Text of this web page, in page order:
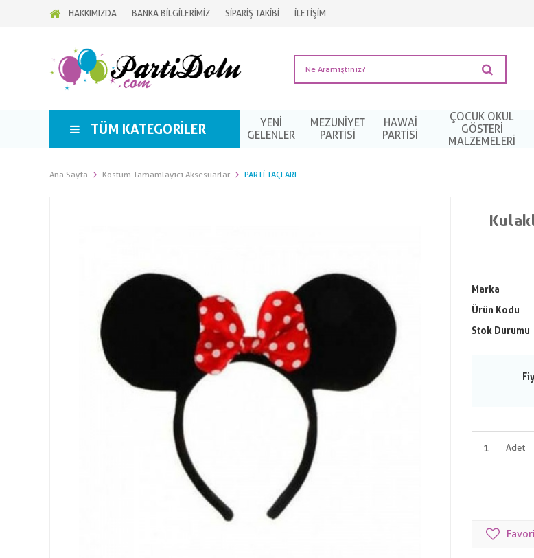
HAKKIMIZDA BANKA BİLGİLERİMİZ SİPARİŞ TAKİBİ İLETİŞİM
TÜM KATEGORILER
YENİ
GELENLER
MEZUNIYET
PARTISI
HAWAI
PARTISI
ÇOCUK OKUL
GÖSTERİ
MALZEMELERİ
Ana Sayfa Kostüm Tamamlayıcı Aksesuarlar PARTI TAÇLARI
Marka
Ürün Kodu
Stok Durumu
Adet